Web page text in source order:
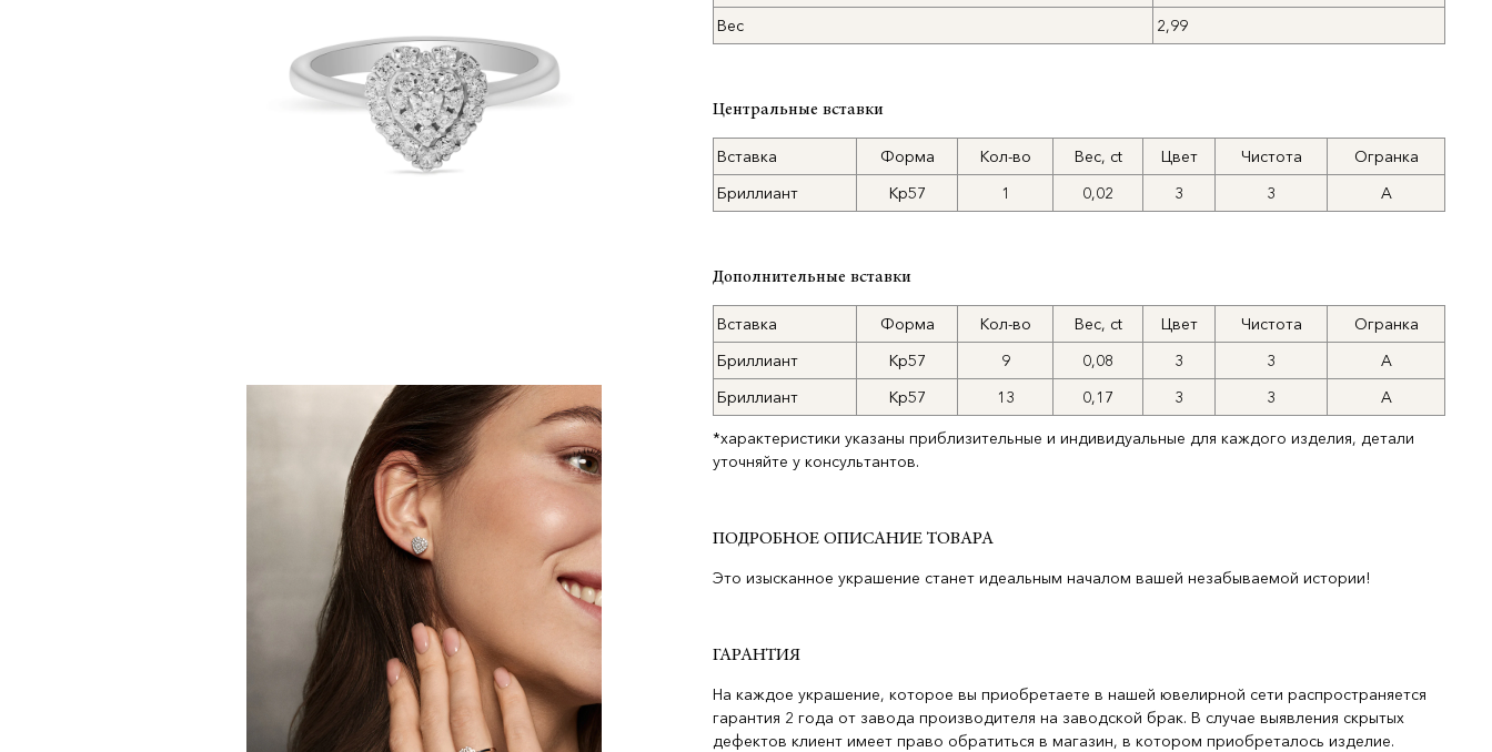
Вес
2,99
Центральные вставки
Вставка Форма Кол-во Вес, ct Цвет Чистота
Огранка
Бриллиант
Кр57 1 0,02 3 3 А
Дополнительные вставки
Вставка Форма Кол-во Вес, ct Цвет Чистота
Огранка
Бриллиант
Кр57 9 0,08 3 3
А
Бриллиант
Кр57 13 0,17 3 3 А
*характеристики указаны приблизительные и индивидуальные для каждого изделия, детали
уточняйте у консультантов.
ПОДРОБНОЕ ОПИСАНИЕ ТОВАРА
Это изысканное украшение станет идеальным началом вашей незабываемой истории!
ГАРАНТИЯ
На каждое украшение, которое вы приобретаете в нашей ювелирной сети распространяется
гарантия 2 года от завода производителя на заводской брак. В случае выявления скрытых
дефектов клиент имеет право обратиться в магазин, в котором приобреталось изделие.